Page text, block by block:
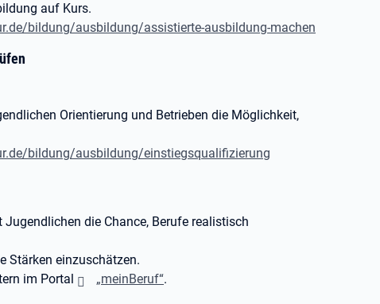
auf Kurs.
bildung/ausbildung/assistierte-ausbildung-machen
Orientierung und Betrieben die Möglichkeit,
bildung/ausbildung/einstiegsqualifizierung
Jugendlichen die Chance, Berufe realistisch
Stärken einzuschätzen.
im Portal
„meinBeruf“.